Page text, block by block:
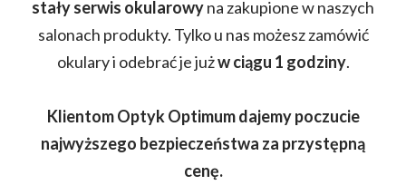
stały serwis okularowyna zakupione w naszych
salonach produkty. Tylko u nas możesz zamówić
okulary i odebrać je jużw ciągu 1 godziny.
Klientom Optyk Optimum dajemy poczucie
najwyższego bezpieczeństwa za przystępną
cenę.